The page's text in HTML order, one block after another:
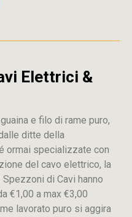
Elettrici &
e filo di rame puro,
ditte della
ormai specializzate con
del cavo elettrico, la
di Cavi hanno
€1,00 a max €3,00
lavorato puro si aggira